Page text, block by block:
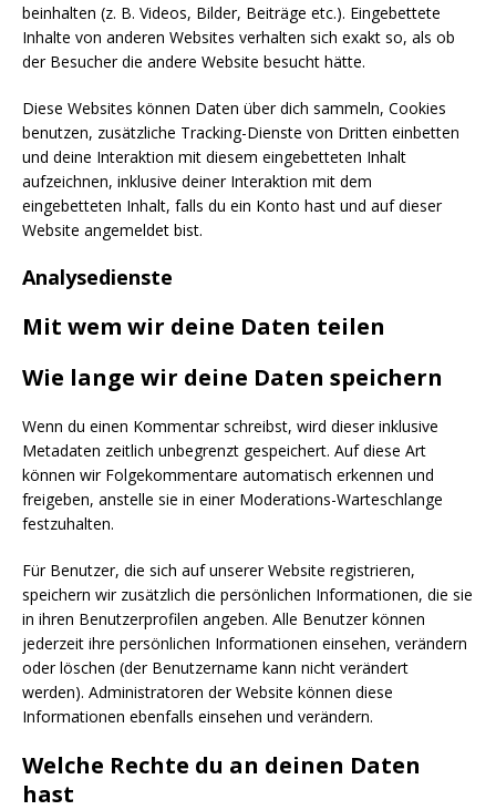
beinhalten (z. B. Videos, Bilder, Beiträge etc.). Eingebettete
Inhalte von anderen Websites verhalten sich exakt so, als ob
der Besucher die andere Website besucht hätte.
Diese Websites können Daten über dich sammeln, Cookies
benutzen, zusätzliche Tracking-Dienste von Dritten einbetten
und deine Interaktion mit diesem eingebetteten Inhalt
aufzeichnen, inklusive deiner Interaktion mit dem
eingebetteten Inhalt, falls du ein Konto hast und auf dieser
Website angemeldet bist.
Analysedienste
Mit wem wir deine Daten teilen
Wie lange wir deine Daten speichern
Wenn du einen Kommentar schreibst, wird dieser inklusive
Metadaten zeitlich unbegrenzt gespeichert. Auf diese Art
können wir Folgekommentare automatisch erkennen und
freigeben, anstelle sie in einer Moderations-Warteschlange
festzuhalten.
Für Benutzer, die sich auf unserer Website registrieren,
speichern wir zusätzlich die persönlichen Informationen, die sie
in ihren Benutzerprofilen angeben. Alle Benutzer können
jederzeit ihre persönlichen Informationen einsehen, verändern
oder löschen (der Benutzername kann nicht verändert
werden). Administratoren der Website können diese
Informationen ebenfalls einsehen und verändern.
Welche Rechte du an deinen Daten
hast